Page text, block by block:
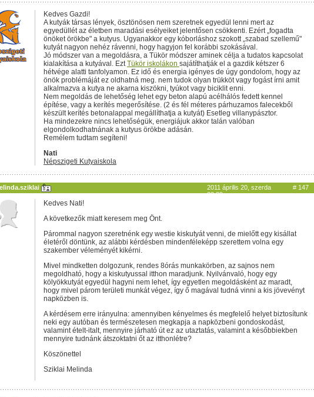
Kedves Gazdi!
A kutyák társas lények, ösztönösen nem szeretnek egyedül lenni mert az
egyedüllét az életben maradási esélyeiket jelentősen csökkenti. Ezért „fogadta
önöket örökbe" a kutyus. Ugyanakkor egy kóborláshoz szokott „szabad szellemű"
kutyát nagyon nehéz rávenni, hogy hagyjon fel korábbi szokásával.
Jó módszer van a megoldásra, a Tükör módszer aminek célja a tudatos kapcsolat
kialakítása a kutyával. EztTükör iskolákon sajátíthatják el a gazdik kétszer 6
hétvége alatti tanfolyamon. Ez idő és energia igényes de úgy gondolom, hogy az
önök problémáját ez oldhatná meg. nem tudok olyan trükköt vagy fogást írni amit
alkalmazva a kutya ne akarna kiszökni, tyúkot vagy biciklit enni.
Nem megoldás de lehetőség lehet egy beton alapú acélhálós fedett kennel
építése, vagy a kerítés megerősítése. (2 és fél méteres párhuzamos falecekből
készült kerítés betonalappal megállíthatja a kutyát) Esetleg villanypásztor.
Ha mindezekre nincs lehetőségük, energiájuk akkor talán valóban
elgondolkodhatnának a kutyus örökbe adásán.
Remélem tudtam segíteni!
Nati
Népszigeti Kutyaiskola
2011 április 20, szerda
22:29
# 147
Kedves Nati!
A következők miatt keresem meg Önt.
Párommal nagyon szeretnénk egy westie kiskutyát venni, de mielőtt egy kisállat
életéről döntünk, az alábbi kérdésben mindenféleképp szerettem volna egy
szakember véleményét kikérni.
Mivel mindketten dolgozunk, rendes 8órás munkakörben, az sajnos nem
megoldható, hogy a kiskutyussal itthon maradjunk. Nyilvánvaló, hogy egy
kölyökkutyát egyedül hagyni nem lehet, így egyetlen megoldásként az maradt,
hogy mivel párom területi munkát végez, így ő magával tudná vinni a kis jövevényt
napközben is.
A kérdésem erre irányulna: amennyiben kényelmes és megfelelő helyet biztosítunk
neki egy autóban és természetesen megkapja a napközbeni gondoskodást,
valamint ételt-italt, mennyire járható út ez az utaztatás, valamint a későbbiekben
mennyire tudnánk átszoktatni őt az itthonlétre?
Köszönettel
Sziklai Melinda